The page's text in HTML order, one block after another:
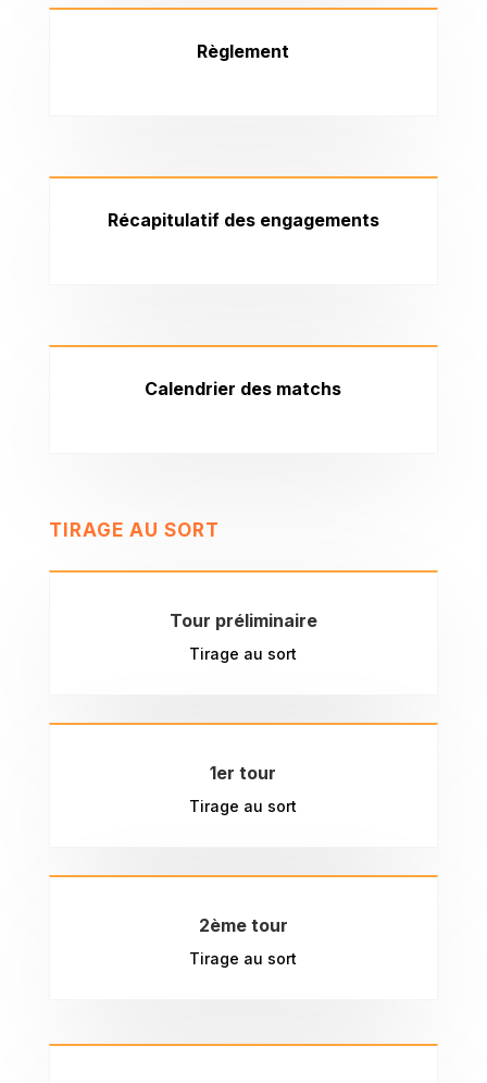
Règlement
Récapitulatif des engagements
Calendrier des matchs
TIRAGE AU SORT
Tour préliminaire
Tirage au sort
1er tour
Tirage au sort
2ème tour
Tirage au sort